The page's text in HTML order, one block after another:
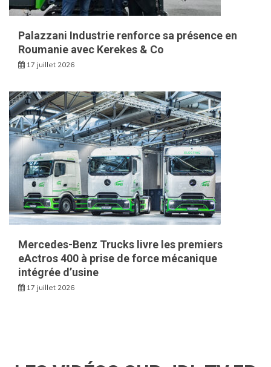
Palazzani Industrie renforce sa présence en
Roumanie avec Kerekes & Co
17 juillet 2026
Mercedes-Benz Trucks livre les premiers
eActros 400 à prise de force mécanique
intégrée d’usine
17 juillet 2026